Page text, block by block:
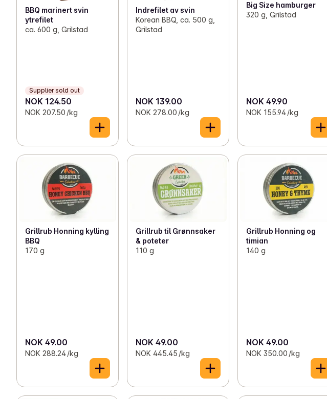
BBQ marinert svin
ytrefilet
ca. 600 g, Grilstad
Supplier sold out
NOK 124.50
NOK 207.50 /kg
Indrefilet av svin
Korean BBQ, ca. 500 g,
Grilstad
NOK 139.00
NOK 278.00 /kg
Big Size hamburger
320 g, Grilstad
NOK 49.90
NOK 155.94 /kg
Grillrub Honning kylling
BBQ
170 g
NOK 49.00
NOK 288.24 /kg
Grillrub til Grønnsaker
& poteter
110 g
NOK 49.00
NOK 445.45 /kg
Grillrub Honning og
timian
140 g
NOK 49.00
NOK 350.00 /kg